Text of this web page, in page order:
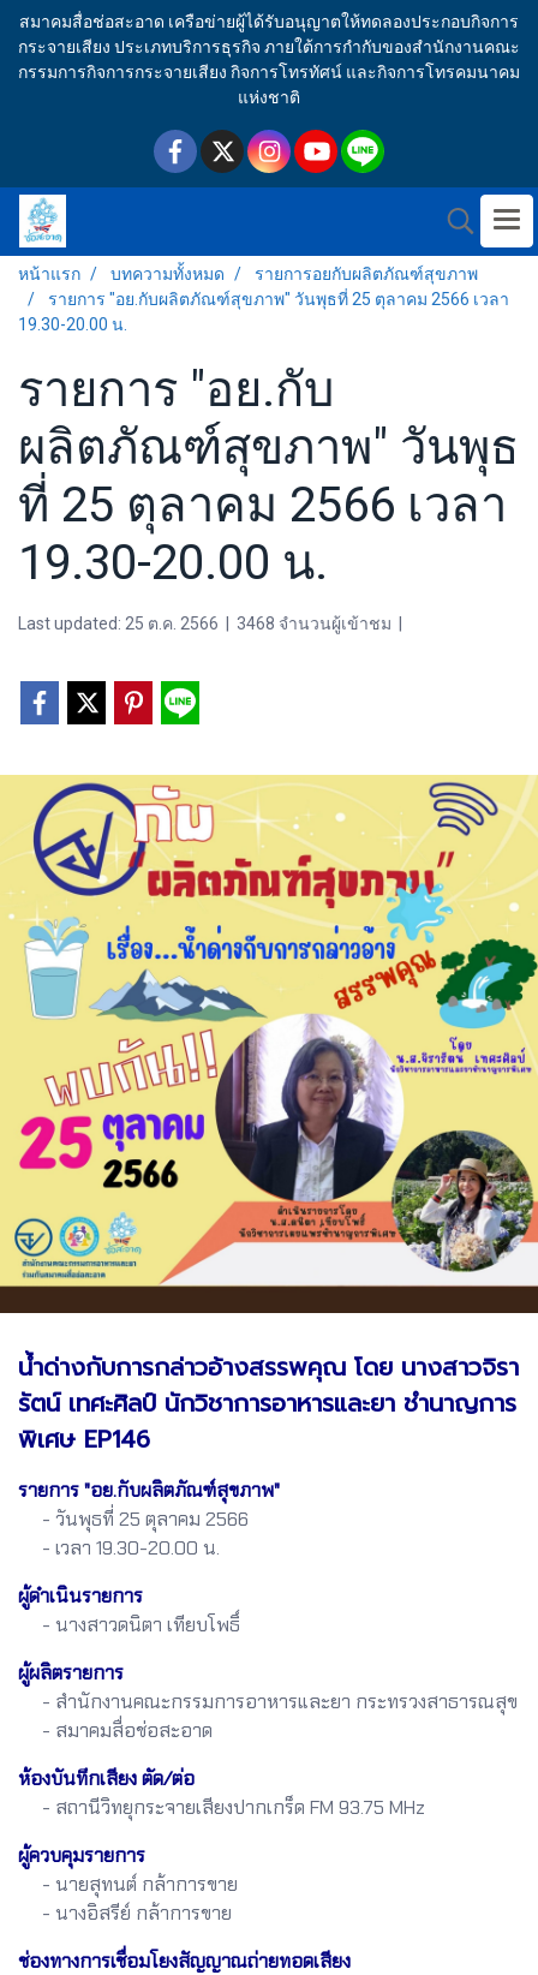
สมาคมสื่อช่อสะอาด เครือข่ายผู้ได้รับอนุญาตให้ทดลองประกอบกิจการ
กระจายเสียง ประเภทบริการธุรกิจ ภายใต้การกำกับของสำนักงานคณะ
กรรมการกิจการกระจายเสียง กิจการโทรทัศน์ และกิจการโทรคมนาคม
แห่งชาติ
หน้าแรก บทความทั้งหมด
รายการอยกับผลิตภัณฑ์สุขภาพ
รายการ "อย.กับผลิตภัณฑ์สุขภาพ" วันพุธที่ 25 ตุลาคม 2566 เวลา
19.30-20.00 น.
รายการ "อย.กับ
ผลิตภัณฑ์สุขภาพ" วันพุธ
ที่ 25 ตุลาคม 2566 เวลา
19.30-20.00 น.
Last updated: 25 ต.ค. 2566 3468 จำนวนผู้เข้าชม
น้ำด่างกับการกล่าวอ้างสรรพคุณ โดย นางสาวจิรา
รัตน์ เทศะศิลป์ นักวิชาการอาหารและยา ชำนาญการ
พิเศษ EP146
รายการ "อย.กับผลิตภัณฑ์สุขภาพ"
- วันพุธที่ 25 ตุลาคม 2566
- เวลา 19.30-20.00 น.
ผู้ดำเนินรายการ
- นางสาวดนิตา เทียบโพธิ์
ผู้ผลิตรายการ
- สำนักงานคณะกรรมการอาหารและยา กระทรวงสาธารณสุข
- สมาคมสื่อช่อสะอาด
ห้องบันทึกเสียง ตัด/ต่อ
- สถานีวิทยุกระจายเสียงปากเกร็ด FM 93.75 MHz
ผู้ควบคุมรายการ
- นายสุทนต์ กล้าการขาย
- นางอิสรีย์ กล้าการขาย
ช่องทางการเชื่อมโยงสัญญาณถ่ายทอดเสียง